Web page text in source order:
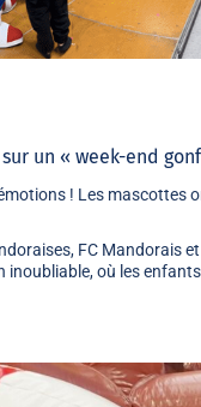
un « week-end
! Les mascottes
FC Mandorais
inoubliable, où les